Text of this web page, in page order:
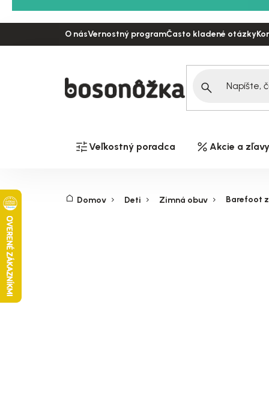
na
O násVernostný programČasto kladené otázky
Veľkostný poradca Akcie a zľavy
Domov Deti Zimná obuv Barefoot